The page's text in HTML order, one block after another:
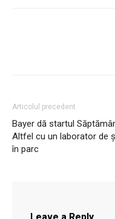
Articolul precedent
Bayer dă startul
Altfel cu un laborator de
în parc